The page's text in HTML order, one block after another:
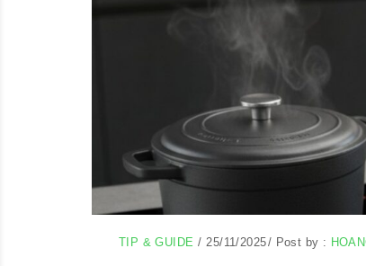
TIP & GUIDE / 25/11/2025/ Post by :